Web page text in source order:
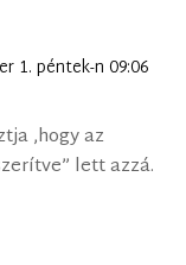
1. péntek-n 09:06
,hogy az
lett azzá.